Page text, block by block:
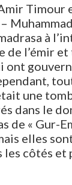
Timour
à
de l’émir et
ont
une
dans le
de « Gur-
elles
les côtés et